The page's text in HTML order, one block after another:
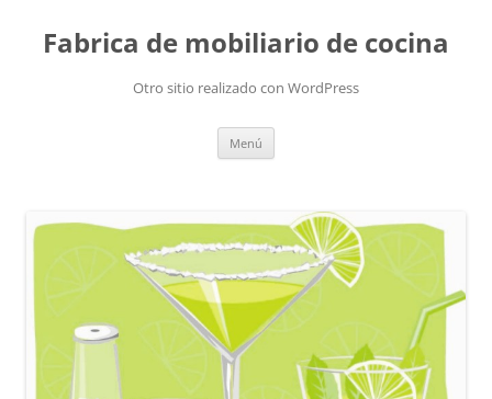
Fabrica de mobiliario de cocina
Otro sitio realizado con WordPress
Menú